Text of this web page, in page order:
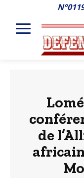
de